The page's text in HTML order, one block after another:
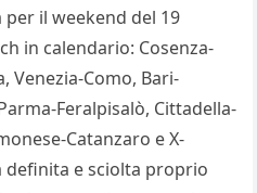
il weekend del 19
in calendario: Cosenza-
Venezia-Como, Bari-
Feralpisalò, Cittadella-
Catanzaro e X-
definita e sciolta proprio